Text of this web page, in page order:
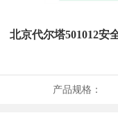
北京代尔塔501012安
产品规格：